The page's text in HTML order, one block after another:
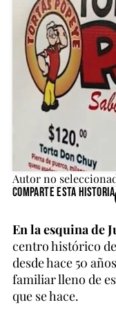
Autor no
Comparte esta historia
En la esquina de
centro histórico de
desde hace 50
familiar lleno de
que se hace.